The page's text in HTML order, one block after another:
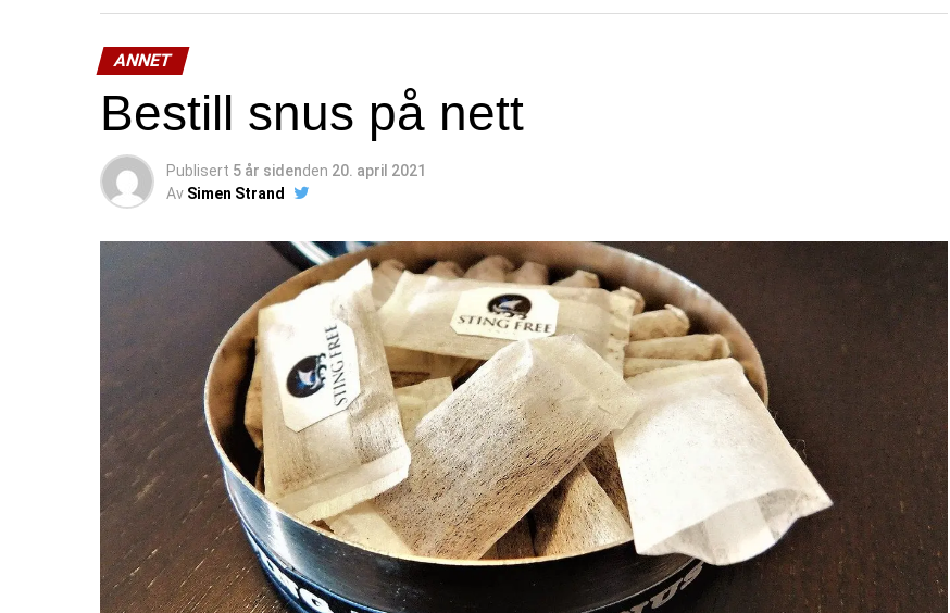
ANNET
Bestill snus på nett
Publisert 5 år sidenden 20. april 2021
Av Simen Strand